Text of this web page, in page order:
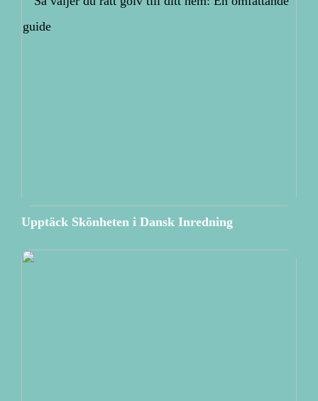
Upptäck Skönheten i Dansk Inredning